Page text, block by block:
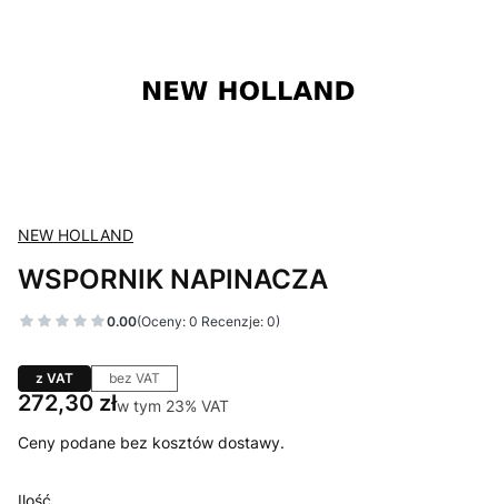
NEW HOLLAND
WSPORNIK NAPINACZA
0.00(Oceny: 0 Recenzje: 0)
z VAT bez VAT
Cena
272,30 złw tym 23% VAT
w tym 23% VAT
Ceny podane bez kosztów dostawy.
Ilość